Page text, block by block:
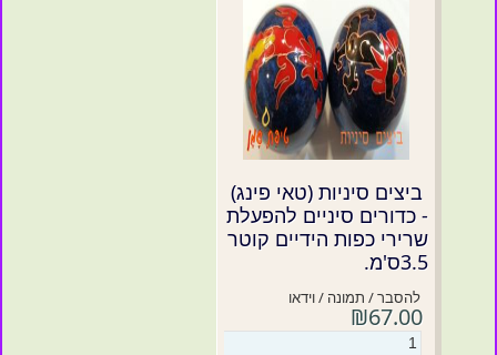
ביצים סיניות (טאי פינג)
- כדורים סיניים להפעלת
שרירי כפות הידיים קוטר
3.5ס'מ.
להסבר / תמונה / וידאו
₪67.00